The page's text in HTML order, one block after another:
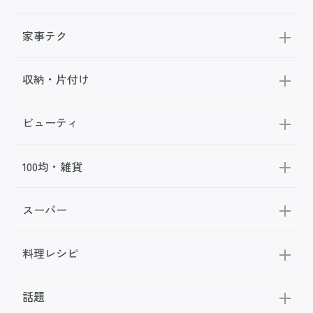
家事テク
収納・片付け
ビューティ
100均・雑貨
スーパー
料理レシピ
話題